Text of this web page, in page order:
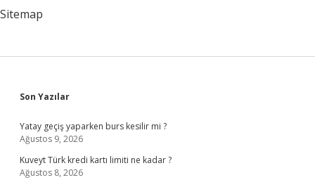
Sitemap
Sidebar
Son Yazılar
Yatay geçiş yaparken burs kesilir mi ?
Ağustos 9, 2026
Kuveyt Türk kredi kartı limiti ne kadar ?
Ağustos 8, 2026